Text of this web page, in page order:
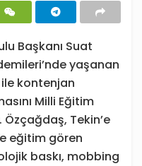
Başkanı Suat
yaşanan
kontenjan
Milli Eğitim
Özçağdaş, Tekin’e
eğitim gören
baskı, mobbing